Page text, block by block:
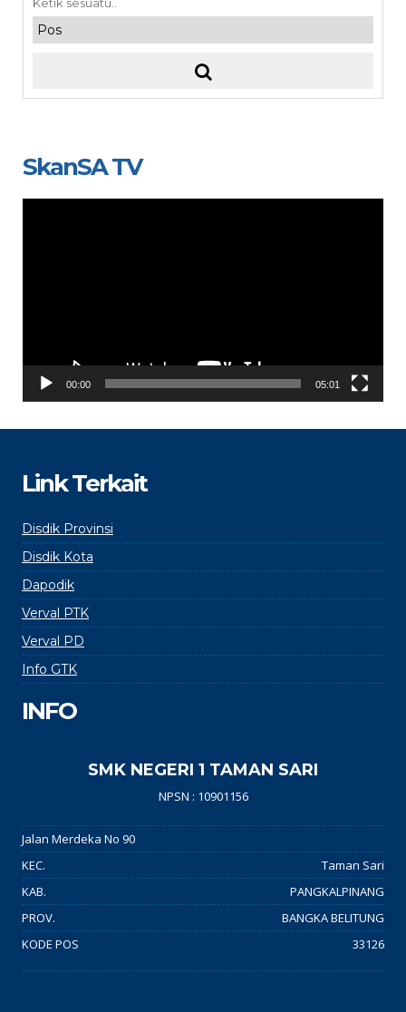
SkanSA TV
00:00 05:01
Link Terkait
Disdik Provinsi
Disdik Kota
Dapodik
Verval PTK
Verval PD
Info GTK
INFO
SMK NEGERI 1 TAMAN SARI
NPSN : 10901156
Jalan Merdeka No 90
KEC.
Taman Sari
KAB.
PANGKALPINANG
PROV.
BANGKA BELITUNG
KODE POS
33126